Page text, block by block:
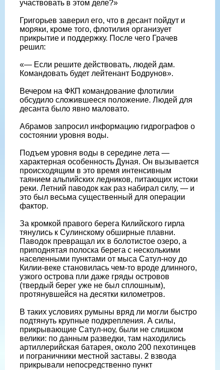
участвовать в этом деле?»
Григорьев заверил его, что в десант пойдут и
моряки, кроме того, флотилия организует
прикрытие и поддержку. После чего Грачев
решил:
«— Если решите действовать, людей дам.
Командовать будет лейтенант Бодрунов».
Вечером на ФКП командование флотилии
обсудило сложившееся положение. Людей для
десанта было явно маловато.
Абрамов запросил информацию гидрографов о
состоянии уровня воды.
Подъем уровня воды в середине лета —
характерная особенность Дуная. Он вызывается
происходящим в это время интенсивным
таянием альпийских ледников, питающих истоки
реки. Летний паводок как раз набирал силу, — и
это был весьма существенный для операции
фактор.
За кромкой правого берега Килийского гирла
тянулись к Сулинскому обширные плавни.
Паводок превращал их в болотистое озеро, а
приподнятая полоска берега с несколькими
населенными пунктами от мыса Сатул-ноу до
Килии-веке становилась чем-то вроде длинного,
узкого острова пли даже гряды островов
(твердый берег уже не был сплошным),
протянувшейся на десятки километров.
В таких условиях румыны вряд ли могли быстро
подтянуть крупные подкрепления. А силы,
прикрывающие Сатул-ноу, были не слишком
велики: по данным разведки, там находились
артиллерийская батарея, около 200 пехотинцев
и пограничники местной заставы. 2 взвода
прикрывали непосредственно пункт